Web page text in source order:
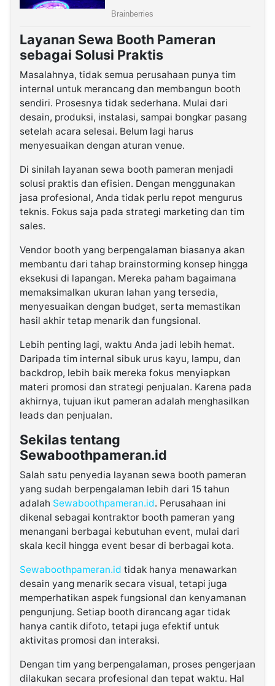
Layanan Sewa Booth Pameran
sebagai Solusi Praktis
Masalahnya, tidak semua perusahaan punya tim
internal untuk merancang dan membangun booth
sendiri. Prosesnya tidak sederhana. Mulai dari
desain, produksi, instalasi, sampai bongkar pasang
setelah acara selesai. Belum lagi harus
menyesuaikan dengan aturan venue.
Di sinilah layanan sewa booth pameran menjadi
solusi praktis dan efisien. Dengan menggunakan
jasa profesional, Anda tidak perlu repot mengurus
teknis. Fokus saja pada strategi marketing dan tim
sales.
Vendor booth yang berpengalaman biasanya akan
membantu dari tahap brainstorming konsep hingga
eksekusi di lapangan. Mereka paham bagaimana
memaksimalkan ukuran lahan yang tersedia,
menyesuaikan dengan budget, serta memastikan
hasil akhir tetap menarik dan fungsional.
Lebih penting lagi, waktu Anda jadi lebih hemat.
Daripada tim internal sibuk urus kayu, lampu, dan
backdrop, lebih baik mereka fokus menyiapkan
materi promosi dan strategi penjualan. Karena pada
akhirnya, tujuan ikut pameran adalah menghasilkan
leads dan penjualan.
Sekilas tentang
Sewaboothpameran.id
Salah satu penyedia layanan sewa booth pameran
yang sudah berpengalaman lebih dari 15 tahun
adalah Sewaboothpameran.id. Perusahaan ini
dikenal sebagai kontraktor booth pameran yang
menangani berbagai kebutuhan event, mulai dari
skala kecil hingga event besar di berbagai kota.
Sewaboothpameran.id tidak hanya menawarkan
desain yang menarik secara visual, tetapi juga
memperhatikan aspek fungsional dan kenyamanan
pengunjung. Setiap booth dirancang agar tidak
hanya cantik difoto, tetapi juga efektif untuk
aktivitas promosi dan interaksi.
Dengan tim yang berpengalaman, proses pengerjaan
dilakukan secara profesional dan tepat waktu. Hal